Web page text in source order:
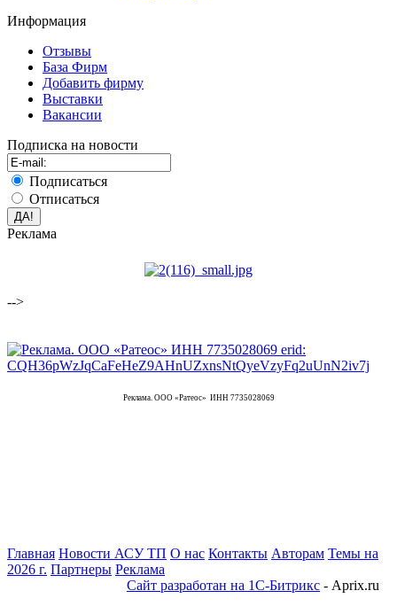
Информация
Отзывы
База Фирм
Добавить фирму
Выставки
Вакансии
Подписка на новости
Подписаться
Отписаться
Реклама
-->
Реклама. ООО «Ратеос» ИНН 7735028069
Главная Новости АСУ ТП О нас Контакты Авторам Темы на
2026 г. Партнеры Реклама
Сайт разработан на 1С-Битрикс - Aprix.ru